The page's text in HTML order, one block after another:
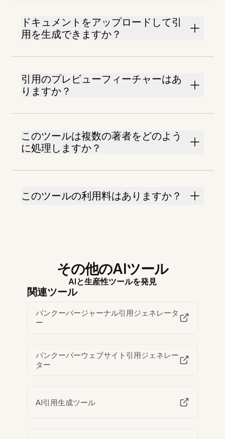
ドキュメントをアップロードして引
用を生成できますか？
引用のプレビューフィーチャーはあ
りますか？
このツールは複数の著者をどのよう
に処理しますか？
このツールの利用料はありますか？
その他のAIツール
AIと生産性ツールを発見
関連ツール
バンクーバージャーナル引用ジェネレータ
ー
バンクーバーウェブサイト引用ジェネレー
ター
AI引用生成ツール